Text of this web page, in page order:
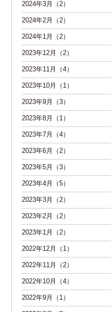
2024年3月（2）
2024年2月（2）
2024年1月（2）
2023年12月（2）
2023年11月（4）
2023年10月（1）
2023年9月（3）
2023年8月（1）
2023年7月（4）
2023年6月（2）
2023年5月（3）
2023年4月（5）
2023年3月（2）
2023年2月（2）
2023年1月（2）
2022年12月（1）
2022年11月（2）
2022年10月（4）
2022年9月（1）